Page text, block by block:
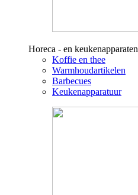
Horeca - en keukenapparaten
Koffie en thee
Warmhoudartikelen
Barbecues
Keukenapparatuur